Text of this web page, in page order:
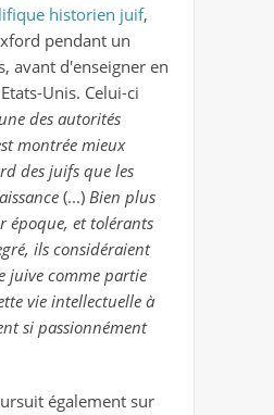
historien juif,
pendant un
avant d'enseigner en
Unis. Celui-ci
des autorités
montrée mieux
des juifs que les
(...) Bien plus
époque, et tolérants
ils considéraient
juive comme partie
vie intellectuelle à
si passionnément
également sur